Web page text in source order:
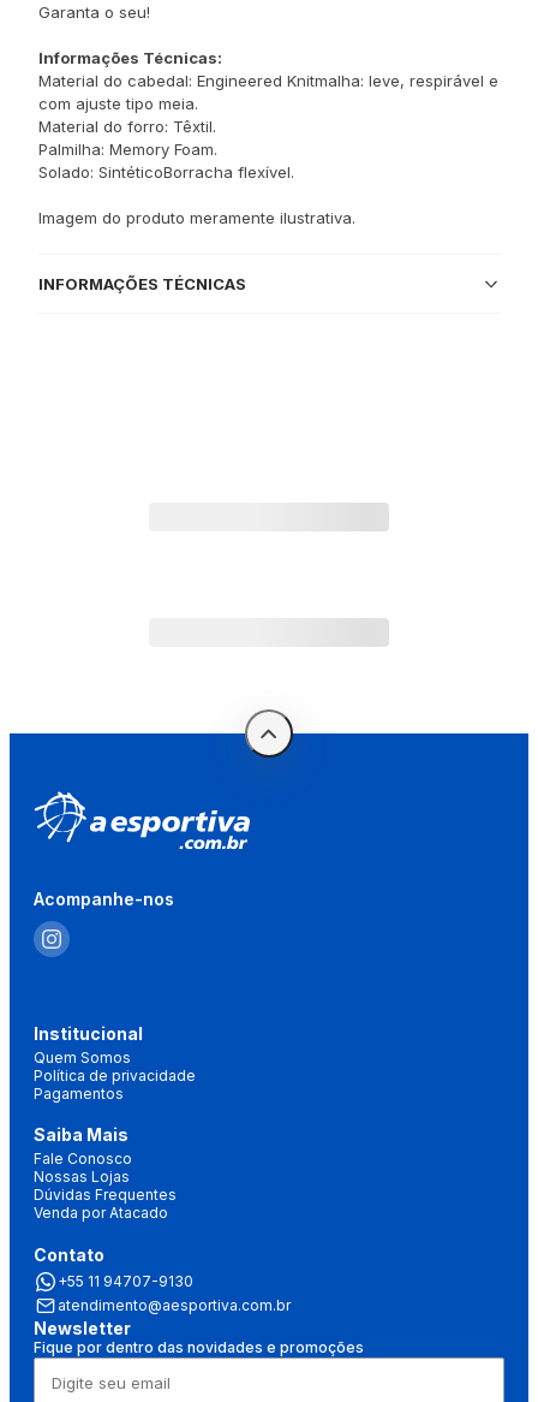
Garanta o seu!
Informações Técnicas:
Material do cabedal: Engineered Knitmalha: leve, respirável e
com ajuste tipo meia.
Material do forro: Têxtil.
Palmilha: Memory Foam.
Solado: SintéticoBorracha flexível.
Imagem do produto meramente ilustrativa.
INFORMAÇÕES TÉCNICAS
Acompanhe-nos
Institucional
Quem Somos
Política de privacidade
Pagamentos
Saiba Mais
Fale Conosco
Nossas Lojas
Dúvidas Frequentes
Venda por Atacado
Contato
+55 11 94707-9130
atendimento@aesportiva.com.br
Newsletter
Fique por dentro das novidades e promoções